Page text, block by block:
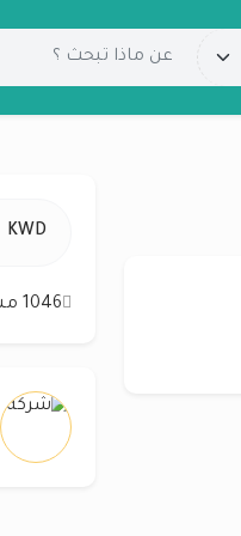
KWD
1046 مشاهدات